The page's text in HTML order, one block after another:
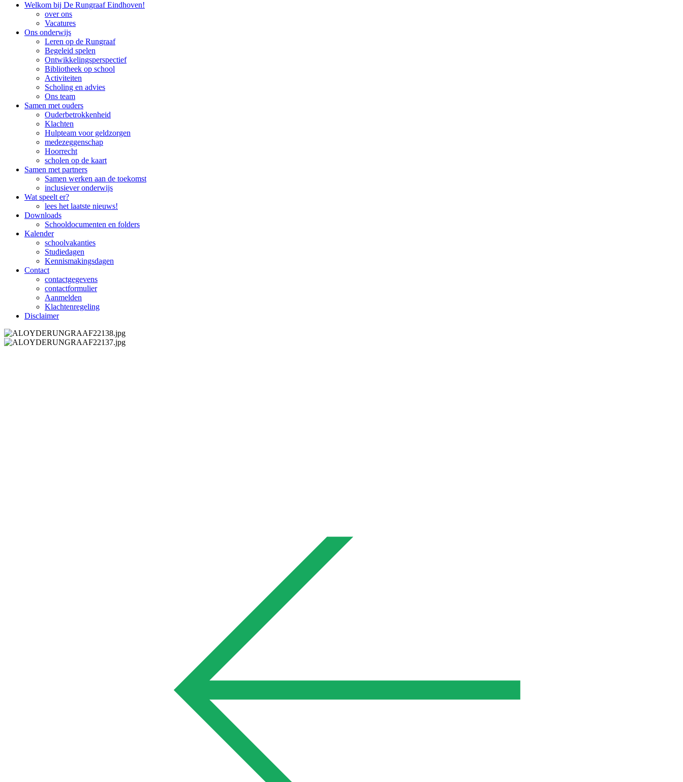
Welkom bij De Rungraaf Eindhoven!
over ons
Vacatures
Ons onderwijs
Leren op de Rungraaf
Begeleid spelen
Ontwikkelingsperspectief
Bibliotheek op school
Activiteiten
Scholing en advies
Ons team
Samen met ouders
Ouderbetrokkenheid
Klachten
Hulpteam voor geldzorgen
medezeggenschap
Hoorrecht
scholen op de kaart
Samen met partners
Samen werken aan de toekomst
inclusiever onderwijs
Wat speelt er?
lees het laatste nieuws!
Downloads
Schooldocumenten en folders
Kalender
schoolvakanties
Studiedagen
Kennismakingsdagen
Contact
contactgegevens
contactformulier
Aanmelden
Klachtenregeling
Disclaimer